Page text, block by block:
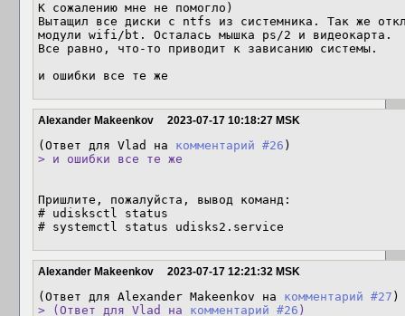
К сожалению мне не помогло)
Вытащил все диски с ntfs из системника. Так же
модули wifi/bt. Осталась мышка ps/2 и видеокарта.
Все равно, что-то приводит к зависанию системы.
и ошибки все те же
Alexander Makeenkov 2023-07-17 10:18:27 MSK
(Ответ для Vlad на комментарий #26
> и ошибки все те же
Пришлите, пожалуйста, вывод команд:
# udisksctl status
# systemctl status udisks2.service
Alexander Makeenkov 2023-07-17 12:21:32 MSK
(Ответ для Alexander Makeenkov на комментарий #27
> (Ответ для Vlad на комментарий #26 )